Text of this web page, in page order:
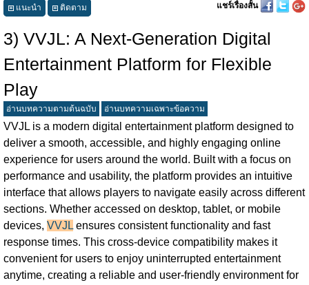
แนะนำ
ติดตาม แชร์เรื่องสั้น
3) VVJL: A Next-Generation Digital
Entertainment Platform for Flexible
Play
อ่านบทความตามต้นฉบับ อ่านบทความเฉพาะข้อความ
VVJL is a modern digital entertainment platform designed to
deliver a smooth, accessible, and highly engaging online
experience for users around the world. Built with a focus on
performance and usability, the platform provides an intuitive
interface that allows players to navigate easily across different
sections. Whether accessed on desktop, tablet, or mobile
devices, VVJL ensures consistent functionality and fast
response times. This cross-device compatibility makes it
convenient for users to enjoy uninterrupted entertainment
anytime, creating a reliable and user-friendly environment for